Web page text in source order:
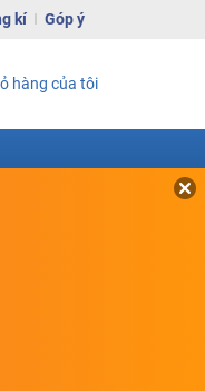
kí Góp ý
hàng của tôi